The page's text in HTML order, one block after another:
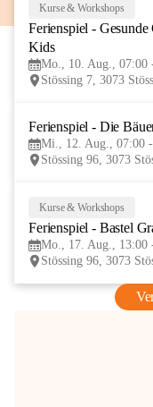
Kurse & Workshops
Ferienspiel -
Kids
Mo., 10. Aug., 07:00
Stössing 7, 3073
Ferienspiel - Die
Mi., 12. Aug., 07:00
Stössing 96, 3073
Kurse & Workshops
Ferienspiel - Bastel
Mo., 17. Aug., 13:00
Stössing 96, 3073